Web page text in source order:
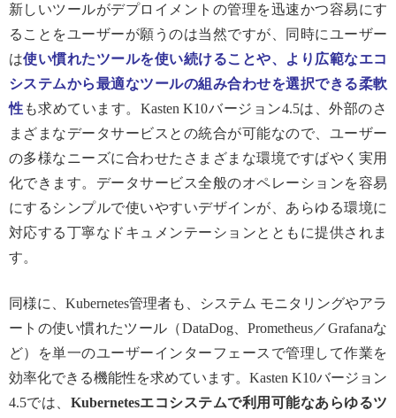
新しいツールがデプロイメントの管理を迅速かつ容易にす
ることをユーザーが願うのは当然ですが、同時にユーザー
は使い慣れたツールを使い続けることや、より広範なエコ
システムから最適なツールの組み合わせを選択できる柔軟
性 も求めています。Kasten K10バージョン4.5は、外部のさ
まざまなデータサービスとの統合が可能なので、ユーザー
の多様なニーズに合わせたさまざまな環境ですばやく実用
化できます。データサービス全般のオペレーションを容易
にするシンプルで使いやすいデザインが、あらゆる環境に
対応する丁寧なドキュメンテーションとともに提供されま
す。
同様に、Kubernetes管理者も、システム モニタリングやアラ
ートの使い慣れたツール（DataDog、Prometheus／Grafanaな
ど）を単一のユーザーインターフェースで管理して作業を
効率化できる機能性を求めています。Kasten K10バージョン
4.5では、 Kubernetesエコシステムで利用可能なあらゆるツ